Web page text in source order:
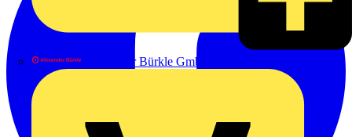
Alexander Bürkle GmbH & Co. KG